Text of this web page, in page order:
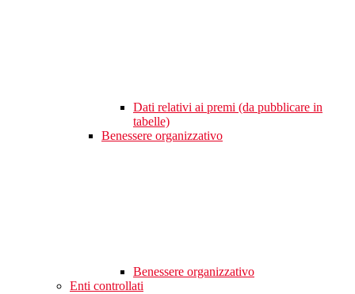
Dati relativi ai premi (da pubblicare in
tabelle)
Benessere organizzativo
Benessere organizzativo
Enti controllati